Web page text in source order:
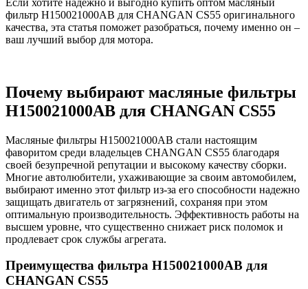
фильтр H150021000AB для CHANGAN CS55 оригинального
качества, эта статья поможет разобраться, почему именно он –
ваш лучший выбор для мотора.
Почему выбирают масляные фильтры
H150021000AB для CHANGAN CS55
Масляные фильтры H150021000AB стали настоящим
фаворитом среди владельцев CHANGAN CS55 благодаря
своей безупречной репутации и высокому качеству сборки.
Многие автолюбители, ухаживающие за своим автомобилем,
выбирают именно этот фильтр из-за его способности надежно
защищать двигатель от загрязнений, сохраняя при этом
оптимальную производительность. Эффективность работы на
высшем уровне, что существенно снижает риск поломок и
продлевает срок службы агрегата.
Преимущества фильтра H150021000AB для
CHANGAN CS55